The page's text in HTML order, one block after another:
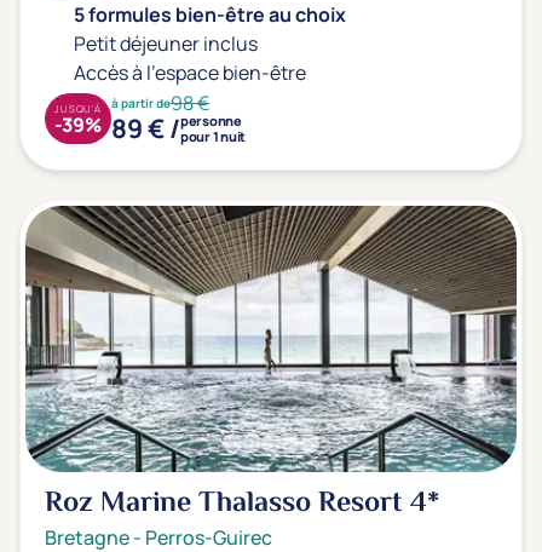
5 formules bien-être au choix
Petit déjeuner inclus
Accès à l'espace bien-être
à partir de98 €
89 € /personne
pour 1 nuit
JUSQU'À
-39%
Roz Marine Thalasso Resort4*
Bretagne- Perros-Guirec